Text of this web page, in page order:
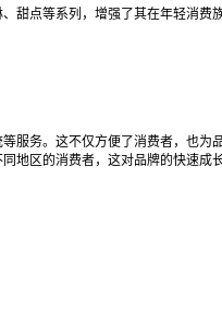
甜点等系列，增强了其在年轻消
服务。这不仅方便了消费者，也
地区的消费者，这对品牌的快速成长